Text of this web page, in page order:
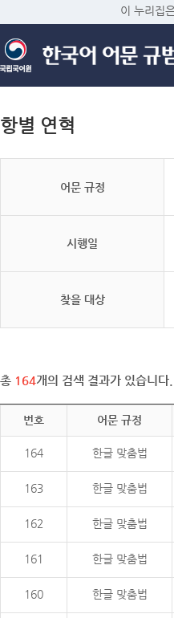
이 누리집
항별 연혁
어문 규정
시행일
찾을 대상
총 164개의 검색 결과가 있습니다.
번호 어문 규정
164 한글 맞춤법
163 한글 맞춤법
162 한글 맞춤법
161 한글 맞춤법
160 한글 맞춤법